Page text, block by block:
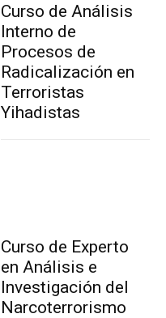
Curso de Análisis
Interno de
Procesos de
Radicalización en
Terroristas
Yihadistas
Curso de Experto
en Análisis e
Investigación del
Narcoterrorismo